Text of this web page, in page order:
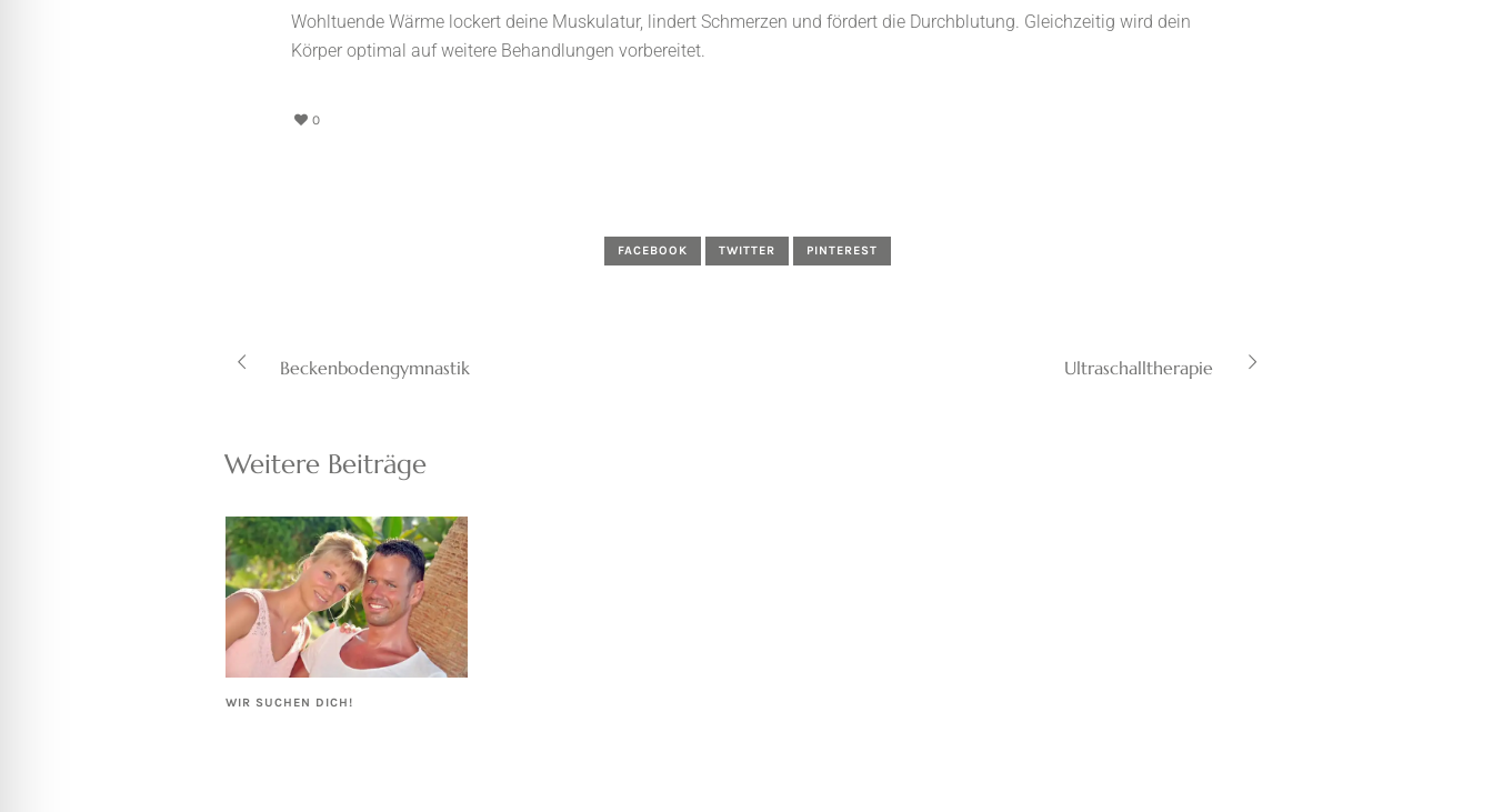
Wohltuende Wärme lockert deine Muskulatur, lindert Schmerzen und fördert die Durchblutung. Gleichzeitig wird dein
Körper optimal auf weitere Behandlungen vorbereitet.
0
FACEBOOK TWITTER PINTEREST
Beckenbodengymnastik Ultraschalltherapie
Weitere Beiträge
WIR SUCHEN DICH!